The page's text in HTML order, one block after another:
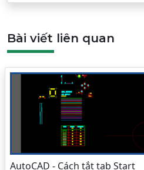
Bài viết liên quan
AutoCAD - Cách tắt tab Start